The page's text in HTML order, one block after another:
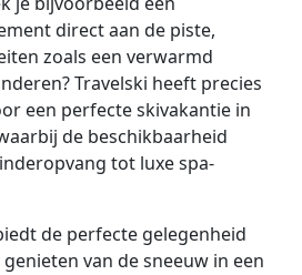
direct aan de piste,
zoals een verwarmd
Travelski heeft precies
een perfecte skivakantie in
de beschikbaarheid
tot luxe spa-
de perfecte gelegenheid
van de sneeuw in een